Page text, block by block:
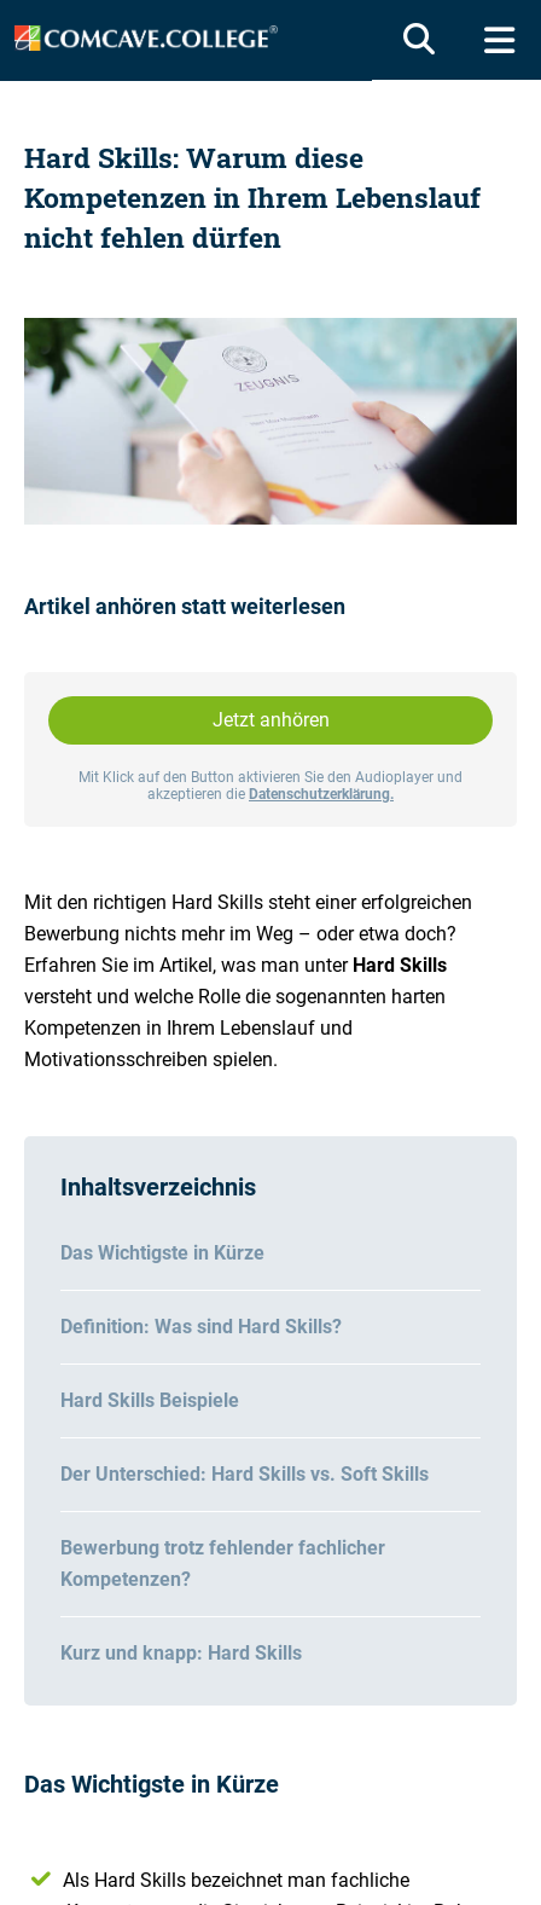
Hard Skills: Warum diese
Kompetenzen in Ihrem Lebenslauf
nicht fehlen dürfen
Artikel anhören statt weiterlesen
Jetzt anhören
Mit Klick auf den Button aktivieren Sie den Audioplayer und
akzeptieren die Datenschutzerklärung.
Mit den richtigen Hard Skills steht einer erfolgreichen
Bewerbung nichts mehr im Weg – oder etwa doch?
Erfahren Sie im Artikel, was man unterHard Skills
versteht und welche Rolle die sogenannten harten
Kompetenzen in Ihrem Lebenslauf und
Motivationsschreiben spielen.
Inhaltsverzeichnis
Das Wichtigste in Kürze
Definition: Was sind Hard Skills?
Hard Skills Beispiele
Der Unterschied: Hard Skills vs. Soft Skills
Bewerbung trotz fehlender fachlicher
Kompetenzen?
Kurz und knapp: Hard Skills
Das Wichtigste in Kürze
Als Hard Skills bezeichnet man fachliche